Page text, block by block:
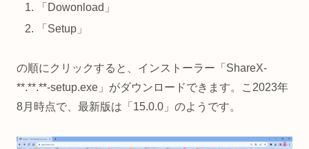
「Dowonload」
「Setup」
の順にクリックすると、インストーラー「ShareX-
**.**.**-setup.exe」がダウンロードできます。こ2023年
8月時点で、最新版は「15.0.0」のようです。